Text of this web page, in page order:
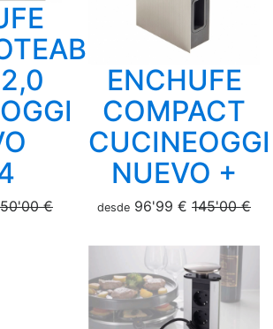
€
ENCHUFE
COMPACT
CUCINEOGGI
NUEVO +
desde 96'99 € 145'00 €